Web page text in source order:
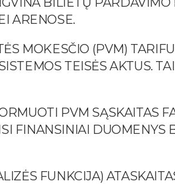
ARENOSE.
MOKESČIO (PVM)
TEISĖS AKTUS.
PVM SĄSKAITAS
FINANSINIAI DUOMENYS
FUNKCIJA)